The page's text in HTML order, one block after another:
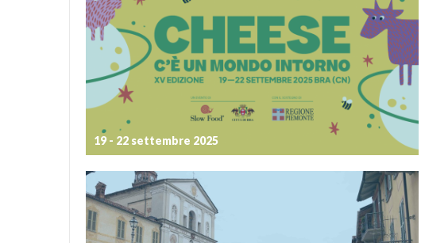
Sotto la Zizzola il buon cibo è nuovamente protagonista.
All’indomani della nuova edizione di Cheese ecco che a
preparare piatti tipici e gustose prelibatezze per i tanti visitatori
saranno le Pro Loco della provincia Granda. In questo 2025, poi,
l’appuntamento con “Pro Loco in città” […]
Eventi 2025
19 - 22 settembre 2025
Postato il 21 agosto 2025
Torna a Bra, dal 19 al 22 settembre 2025, Cheese, il più grande
evento internazionale dedicato ai formaggi a latte crudo.